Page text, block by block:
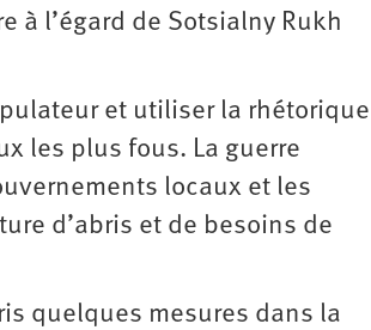
à l’égard de Sotsialny Rukh
et utiliser la rhétorique
les plus fous. La guerre
locaux et les
d’abris et de besoins de
quelques mesures dans la